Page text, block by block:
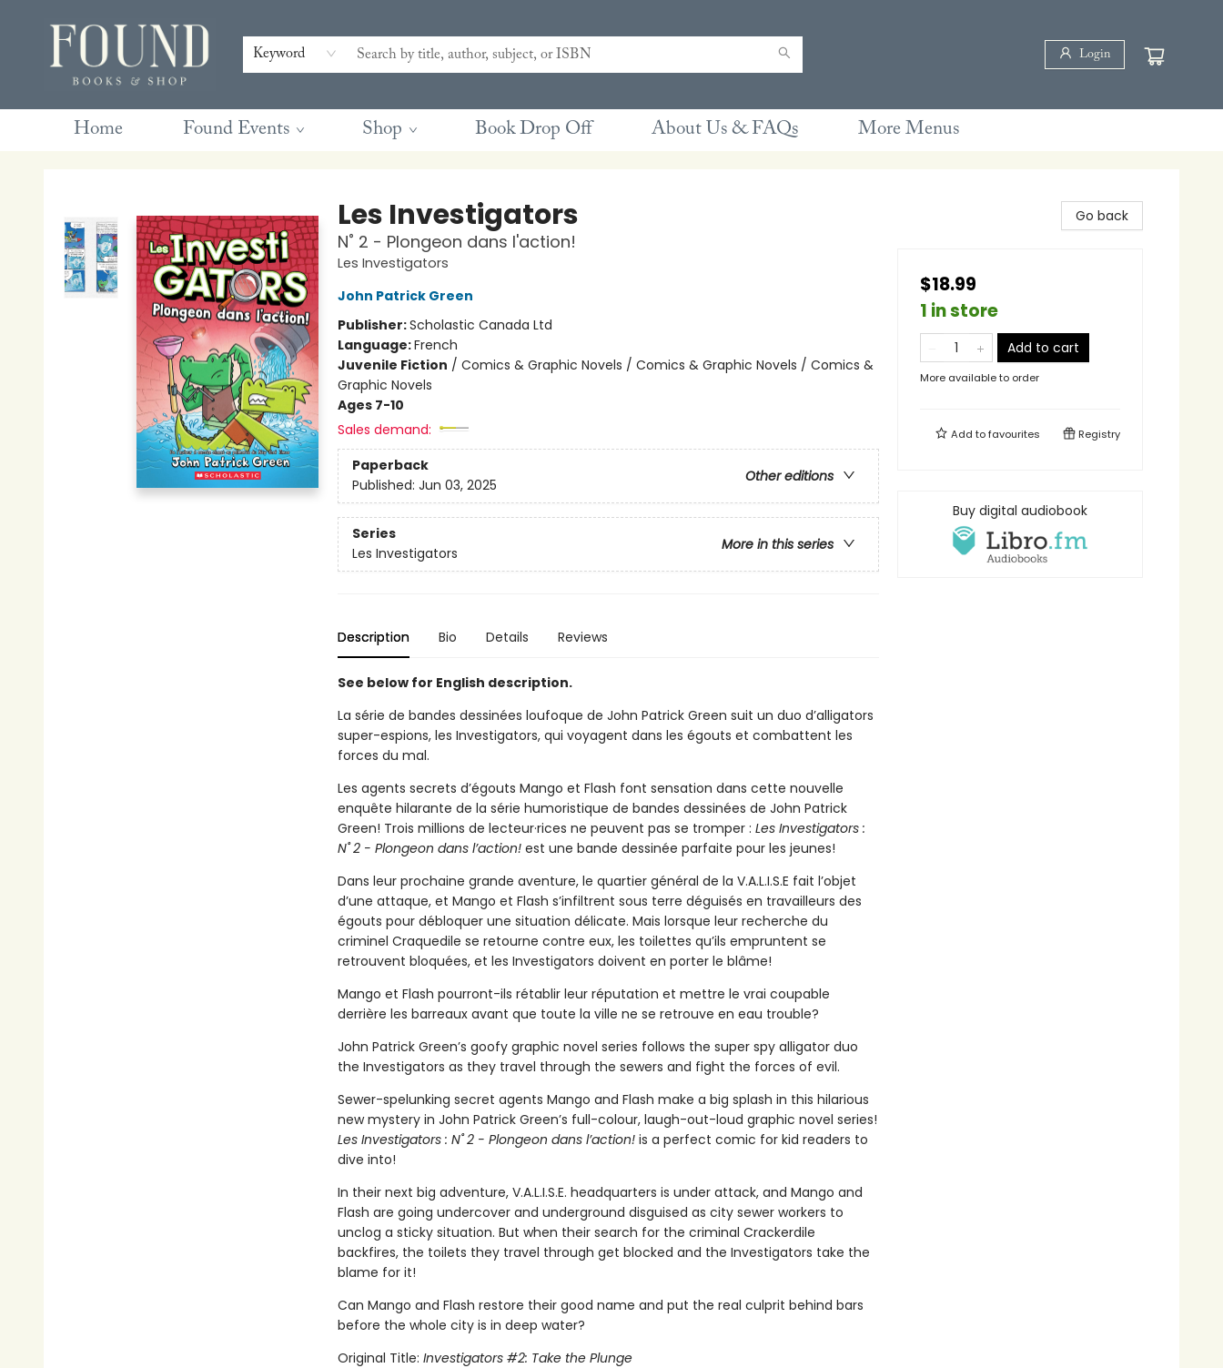
Keyword Login
Home Found Events Shop Book Drop Off About Us & FAQs
Contact & Hours
Gift Cards
Book Club Questions
Retreats
Blog
Terms & Conditions
More Menus
Les Investigators
N˚ 2 - Plongeon dans l'action!
Les Investigators
John Patrick Green
Publisher:Scholastic Canada Ltd
Language:French
Juvenile Fiction / Comics & Graphic Novels / Comics & Graphic Novels / Comics &
Graphic Novels
Ages 7-10
Sales demand:
Paperback
Other editions
Published: Jun 03, 2025
Series
More in this series
Les Investigators
Description Bio Details Reviews
See below for English description.
La série de bandes dessinées loufoque de John Patrick Green suit un duo d’alligators
super-espions, les Investigators, qui voyagent dans les égouts et combattent les
forces du mal.
Les agents secrets d’égouts Mango et Flash font sensation dans cette nouvelle
enquête hilarante de la série humoristique de bandes dessinées de John Patrick
Green! Trois millions de lecteur·rices ne peuvent pas se tromper : Les Investigators :
N˚ 2 - Plongeon dans l’action!est une bande dessinée parfaite pour les jeunes!
Dans leur prochaine grande aventure, le quartier général de la V.A.L.I.S.E fait l’objet
d’une attaque, et Mango et Flash s’infiltrent sous terre déguisés en travailleurs des
égouts pour débloquer une situation délicate. Mais lorsque leur recherche du
criminel Craquedile se retourne contre eux, les toilettes qu’ils empruntent se
retrouvent bloquées, et les Investigators doivent en porter le blâme!
Mango et Flash pourront-ils rétablir leur réputation et mettre le vrai coupable
derrière les barreaux avant que toute la ville ne se retrouve en eau trouble?
John Patrick Green’s goofy graphic novel series follows the super spy alligator duo
the Investigators as they travel through the sewers and fight the forces of evil.
Sewer-spelunking secret agents Mango and Flash make a big splash in this hilarious
new mystery in John Patrick Green’s full-colour, laugh-out-loud graphic novel series!
Les Investigators : N˚ 2 - Plongeon dans l’action!is a perfect comic for kid readers to
dive into!
In their next big adventure, V.A.L.I.S.E. headquarters is under attack, and Mango and
Flash are going undercover and underground disguised as city sewer workers to
unclog a sticky situation. But when their search for the criminal Crackerdile
backfires, the toilets they travel through get blocked and the Investigators take the
blame for it!
Can Mango and Flash restore their good name and put the real culprit behind bars
before the whole city is in deep water?
Original Title: Investigators #2: Take the Plunge
Go back
$18.99
1 in store
Add to cart
More available to order
Add tofavourites Registry
Buy digital audiobook